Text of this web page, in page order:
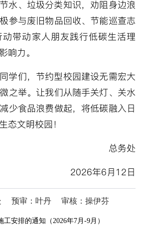
水、垃圾分类知识，劝阻身边浪
参与废旧物品回收、节能巡查志
带动家人朋友践行低碳生活理
响力。
学们，节约型校园建设无需宏大
之举。让我们从随手关灯、关水
少食品浪费做起，将低碳融入日
态文明校园！
总务处
2026年6月12日
预审：叶丹 审核：操伊芬
工安排的通知（2026年7月-9月）